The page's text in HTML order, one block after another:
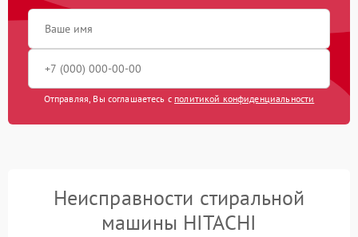
Отправляя, Вы соглашаетесь с политикой конфиденциальности
Неисправности стиральной
машины HITACHI